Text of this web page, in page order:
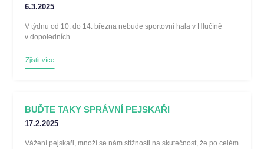
6.3.2025
V týdnu od 10. do 14. března nebude sportovní hala v Hlučíně
v dopoledních…
Zjistit více
BUĎTE TAKY SPRÁVNÍ PEJSKAŘI
17.2.2025
Vážení pejskaři, množí se nám stížnosti na skutečnost, že po celém